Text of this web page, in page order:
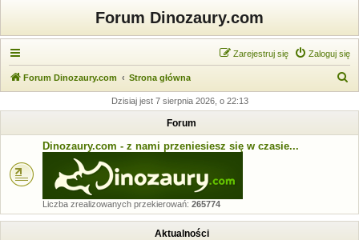
Forum Dinozaury.com
Zaloguj się
Zarejestruj się
Forum Dinozaury.com Strona główna
k
Dzisiaj jest 7 sierpnia 2026, o 22:13
Forum
Dinozaury.com - z nami przeniesiesz się w czasie...
Liczba zrealizowanych przekierowań: 265774
Aktualności